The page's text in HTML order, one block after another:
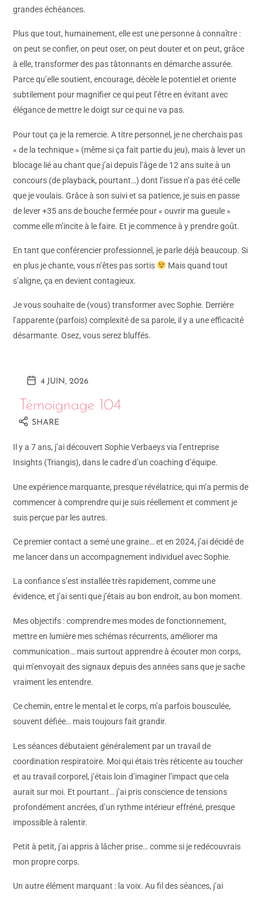
grandes échéances.
Plus que tout, humainement, elle est une personne à connaître :
on peut se confier, on peut oser, on peut douter et on peut, grâce
à elle, transformer des pas tâtonnants en démarche assurée.
Parce qu’elle soutient, encourage, décèle le potentiel et oriente
subtilement pour magnifier ce qui peut l’être en évitant avec
élégance de mettre le doigt sur ce qui ne va pas.
Pour tout ça je la remercie. A titre personnel, je ne cherchais pas
« de la technique » (même si ça fait partie du jeu), mais à lever un
blocage lié au chant que j’ai depuis l’âge de 12 ans suite à un
concours (de playback, pourtant…) dont l’issue n’a pas été celle
que je voulais. Grâce à son suivi et sa patience, je suis en passe
de lever +35 ans de bouche fermée pour « ouvrir ma gueule »
comme elle m’incite à le faire. Et je commence à y prendre goût.
En tant que conférencier professionnel, je parle déjà beaucoup. Si
en plus je chante, vous n’êtes pas sortis
Mais quand tout
s’aligne, ça en devient contagieux.
Je vous souhaite de (vous) transformer avec Sophie. Derrière
l’apparente (parfois) complexité de sa parole, il y a une efficacité
désarmante. Osez, vous serez bluffés.
4 JUIN, 2026
Témoignage 104
SHARE
Il y a 7 ans, j’ai découvert Sophie Verbaeys via l’entreprise
Insights (Triangis), dans le cadre d’un coaching d’équipe.
Une expérience marquante, presque révélatrice, qui m’a permis de
commencer à comprendre qui je suis réellement et comment je
suis perçue par les autres.
Ce premier contact a semé une graine… et en 2024, j’ai décidé de
me lancer dans un accompagnement individuel avec Sophie.
La confiance s’est installée très rapidement, comme une
évidence, et j’ai senti que j’étais au bon endroit, au bon moment.
Mes objectifs : comprendre mes modes de fonctionnement,
mettre en lumière mes schémas récurrents, améliorer ma
communication… mais surtout apprendre à écouter mon corps,
qui m’envoyait des signaux depuis des années sans que je sache
vraiment les entendre.
Ce chemin, entre le mental et le corps, m’a parfois bousculée,
souvent défiée… mais toujours fait grandir.
Les séances débutaient généralement par un travail de
coordination respiratoire. Moi qui étais très réticente au toucher
et au travail corporel, j’étais loin d’imaginer l’impact que cela
aurait sur moi. Et pourtant… j’ai pris conscience de tensions
profondément ancrées, d’un rythme intérieur effréné, presque
impossible à ralentir.
Petit à petit, j’ai appris à lâcher prise… comme si je redécouvrais
mon propre corps.
Un autre élément marquant : la voix. Au fil des séances, j’ai